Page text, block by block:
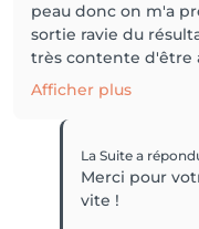
peau donc on m'a
sortie ravie du
très contente d'être
Afficher plus
La Suitea
Merci pour
vite !